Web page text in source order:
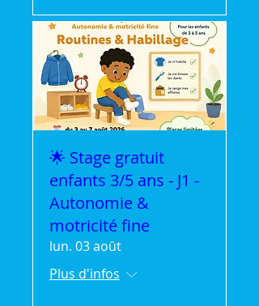
🌟 Stage gratuit
enfants 3/5 ans - J1 -
Autonomie &
motricité fine
lun. 03 août
Plus d'infos